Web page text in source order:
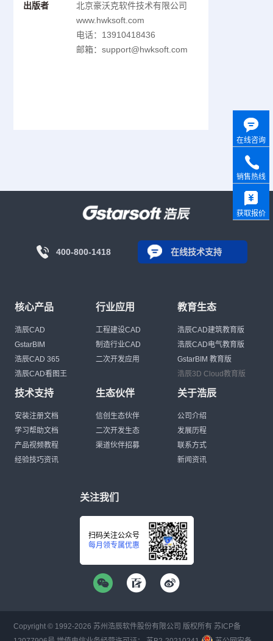
出版者
北京豪沃克软件技术有限公司
www.hwksoft.com
电话：13910418436
邮箱：support@hwksoft.com
400-800-1418 在线技术支持
核心产品
浩辰CAD
GstarBIM
浩辰CAD 365
浩辰CAD看图王
行业应用
工程建设CAD
制造行业CAD
二次开发应用
教育生态
浩辰CAD建筑教育版
浩辰CAD电气教育版
GstarBIM 教育版
浩辰3D Cloud教育版
技术支持
安装注册文档
学习帮助文档
产品视频教程
经验技巧资讯
生态伙伴
信创生态伙伴
二次开发生态
渠道伙伴招募
关于浩辰
公司介绍
发展历程
联系方式
新闻资讯
关注我们
扫码关注公众号
每月领专属优惠
Copyright © 1992-2026 苏州浩辰软件股份有限公司 版权所有 苏ICP备
在线咨询
销售热线
获取报价